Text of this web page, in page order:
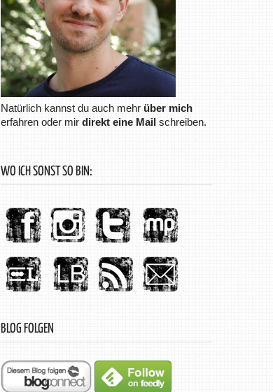
Natürlich kannst du auch mehr über mich
erfahren oder mirdirekt eine Mail schreiben.
WO ICH SONST SO BIN:
BLOG FOLGEN